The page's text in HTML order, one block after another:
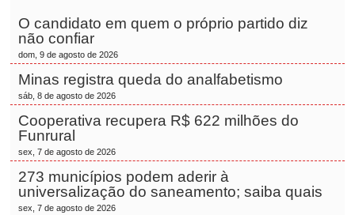
O candidato em quem o próprio partido diz
não confiar
dom, 9 de agosto de 2026
Minas registra queda do analfabetismo
sáb, 8 de agosto de 2026
Cooperativa recupera R$ 622 milhões do
Funrural
sex, 7 de agosto de 2026
273 municípios podem aderir à
universalização do saneamento; saiba quais
sex, 7 de agosto de 2026